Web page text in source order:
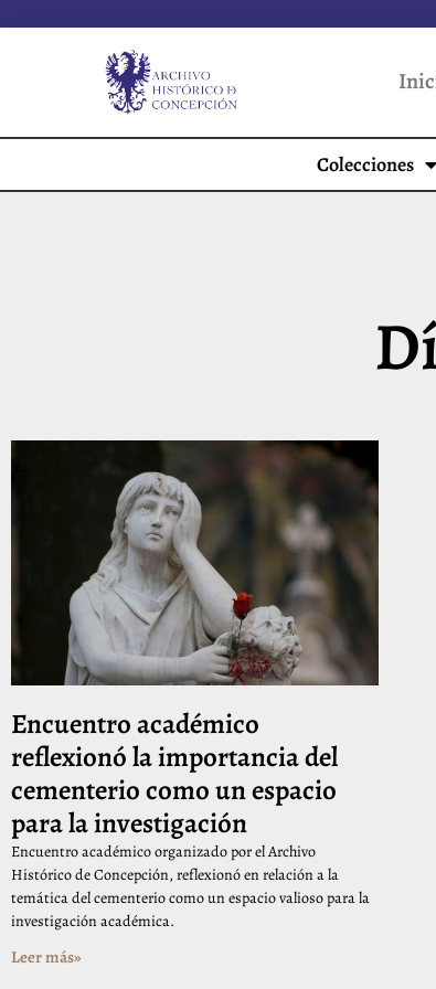
Colecciones
Encuentro académico
reflexionó la importancia del
cementerio como un espacio
para la investigación
Encuentro académico organizado por el Archivo
Histórico de Concepción, reflexionó en relación a la
temática del cementerio como un espacio valioso para la
investigación académica.
Leer más»